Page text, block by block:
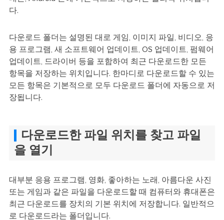
다.
다운로드 폴더는 설명된 대로 게임, 이미지 파일, 비디오, 응
용 프로그램, 새 소프트웨어 업데이트, OS 업데이트, 펌웨어
업데이트, 드라이버 등을 포함하여 최근 다운로드한 모든
항목을 저장하는 위치입니다. 한마디로 다운로드할 수 있는
모든 항목은 기본적으로 모두 다운로드 폴더에 자동으로 저
장됩니다.
다운로드한 파일 위치를 찾고 파일
을 열기
대부분 응용 프로그램, 영화, 좋아하는 노래, 아름다운 사진
또는 게임과 같은 파일을 다운로드할 때 컴퓨터와 휴대폰은
최근 다운로드를 장치의 기본 위치에 저장합니다. 일반적으
로 다운로드라는 폴더입니다.